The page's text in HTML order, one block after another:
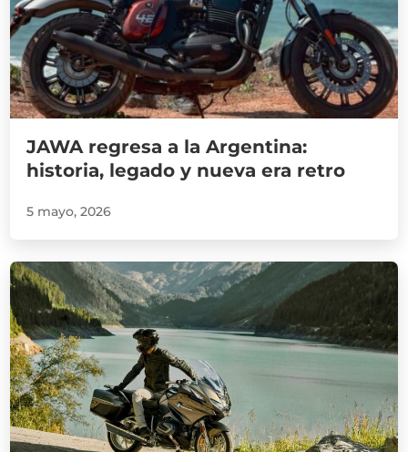
JAWA regresa a la Argentina:
historia, legado y nueva era retro
5 mayo, 2026